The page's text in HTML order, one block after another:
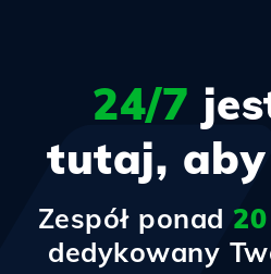
24/7
tutaj, aby
Zespół ponad
dedykowany